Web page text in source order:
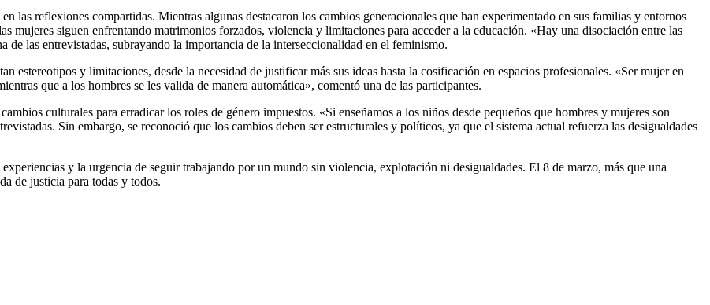
las reflexiones compartidas. Mientras algunas destacaron los cambios generacionales que han experimentado en sus familias y entornos
mujeres siguen enfrentando matrimonios forzados, violencia y limitaciones para acceder a la educación. «Hay una disociación entre las
de las entrevistadas, subrayando la importancia de la interseccionalidad en el feminismo.
estereotipos y limitaciones, desde la necesidad de justificar más sus ideas hasta la cosificación en espacios profesionales. «Ser mujer en
que a los hombres se les valida de manera automática», comentó una de las participantes.
culturales para erradicar los roles de género impuestos. «Si enseñamos a los niños desde pequeños que hombres y mujeres son
Sin embargo, se reconoció que los cambios deben ser estructurales y políticos, ya que el sistema actual refuerza las desigualdades
y la urgencia de seguir trabajando por un mundo sin violencia, explotación ni desigualdades. El 8 de marzo, más que una
de justicia para todas y todos.